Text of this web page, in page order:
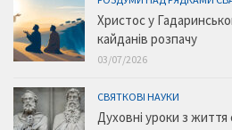
Христос у
кайданів розпачу
03/07/2026
СВЯТКОВІ НАУКИ
Духовні уроки з